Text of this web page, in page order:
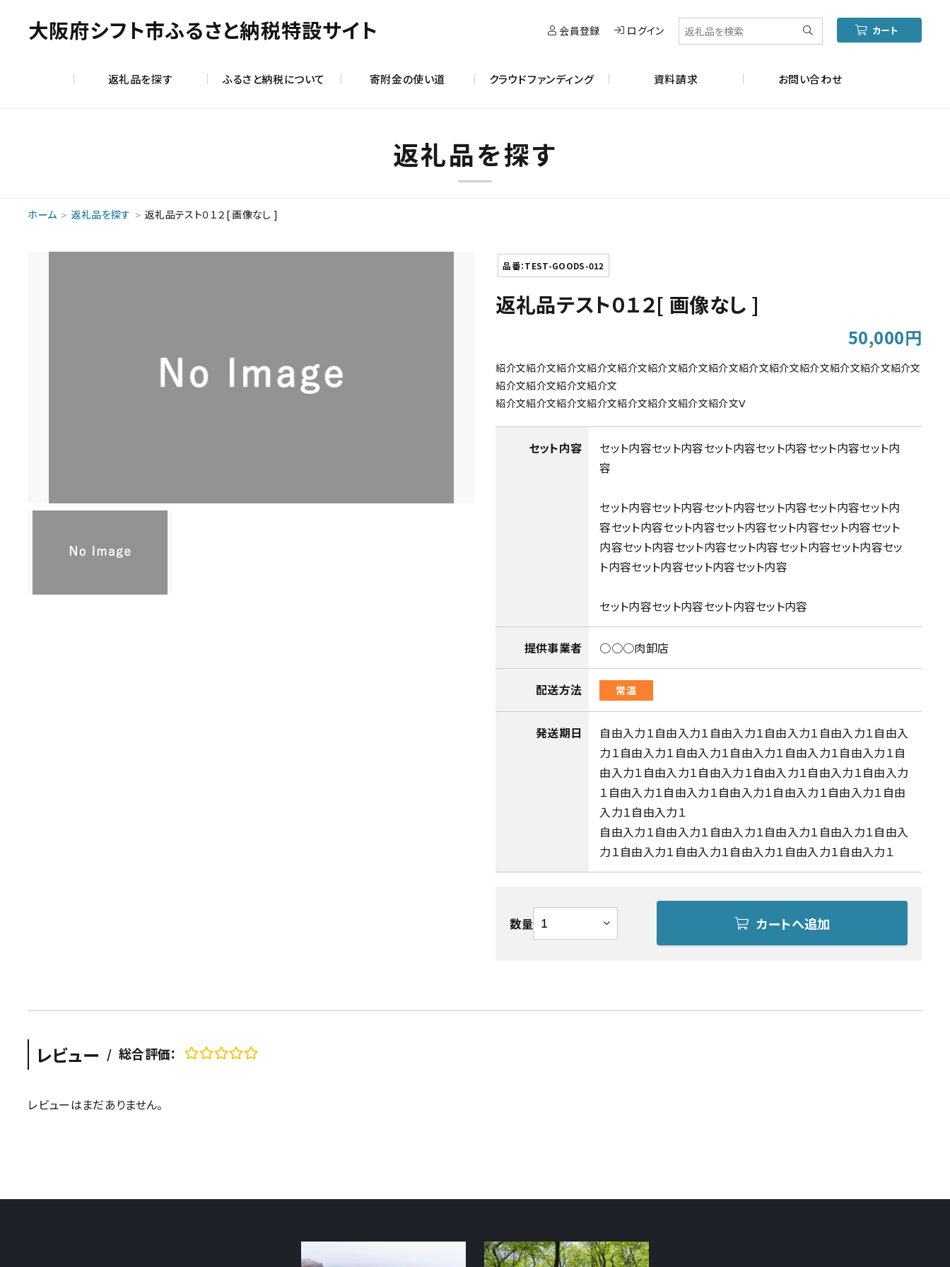
大阪府シフト市ふるさと納税特設サイト 会員登録 ログイン カート
返礼品を探す ふるさと納税について 寄附金の使い道 クラウドファンディング 資料請求 お問い合わせ
返礼品を探す
ホーム 返礼品を探す 返礼品テスト０１２[ 画像なし ]
品番：TEST-GOODS-012
返礼品テスト０１２[ 画像なし ]
50,000円
紹介文紹介文紹介文紹介文紹介文紹介文紹介文紹介文紹介文紹介文紹介文紹介文紹介文紹介文
紹介文紹介文紹介文紹介文
紹介文紹介文紹介文紹介文紹介文紹介文紹介文紹介文Ⅴ
セット内容
セット内容セット内容セット内容セット内容セット内容セット内
容
セット内容セット内容セット内容セット内容セット内容セット内
容セット内容セット内容セット内容セット内容セット内容セット
内容セット内容セット内容セット内容セット内容セット内容セッ
ト内容セット内容セット内容セット内容
セット内容セット内容セット内容セット内容
提供事業者 ○○○肉卸店
配送方法 常温
発送期日
自由入力１自由入力１自由入力１自由入力１自由入力１自由入
力１自由入力１自由入力１自由入力１自由入力１自由入力１自
由入力１自由入力１自由入力１自由入力１自由入力１自由入力
１自由入力１自由入力１自由入力１自由入力１自由入力１自由
入力１自由入力１
自由入力１自由入力１自由入力１自由入力１自由入力１自由入
力１自由入力１自由入力１自由入力１自由入力１自由入力１
数量 カートへ追加
レビュー / 総合評価：
レビューはまだありません。